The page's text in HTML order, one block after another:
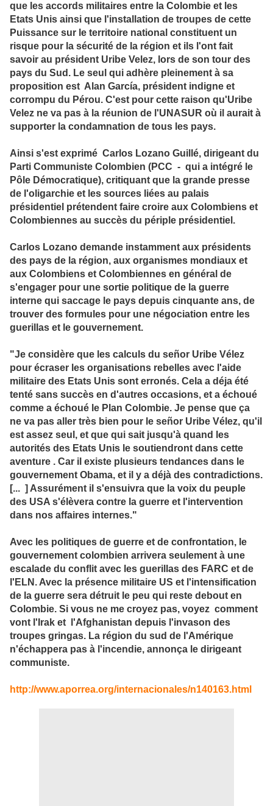
que les accords militaires entre la Colombie et les
Etats Unis ainsi que l'installation de troupes de cette
Puissance sur le territoire national constituent un
risque pour la sécurité de la région et ils l'ont fait
savoir au président Uribe Velez, lors de son tour des
pays du Sud. Le seul qui adhère pleinement à sa
proposition est Alan García, président indigne et
corrompu du Pérou. C'est pour cette raison qu'Uribe
Velez ne va pas à la réunion de l'UNASUR où il aurait à
supporter la condamnation de tous les pays.
Ainsi s'est exprimé Carlos Lozano Guillé, dirigeant du
Parti Communiste Colombien (PCC - qui a intégré le
Pôle Démocratique), critiquant que la grande presse
de l'oligarchie et les sources liées au palais
présidentiel prétendent faire croire aux Colombiens et
Colombiennes au succès du périple présidentiel.
Carlos Lozano demande instamment aux présidents
des pays de la région, aux organismes mondiaux et
aux Colombiens et Colombiennes en général de
s'engager pour une sortie politique de la guerre
interne qui saccage le pays depuis cinquante ans, de
trouver des formules pour une négociation entre les
guerillas et le gouvernement.
"Je considère que les calculs du señor Uribe Vélez
pour écraser les organisations rebelles avec l'aide
militaire des Etats Unis sont erronés. Cela a déja été
tenté sans succès en d'autres occasions, et a échoué
comme a échoué le Plan Colombie. Je pense que ça
ne va pas aller très bien pour le señor Uribe Vélez, qu'il
est assez seul, et que qui sait jusqu'à quand les
autorités des Etats Unis le soutiendront dans cette
aventure . Car il existe plusieurs tendances dans le
gouvernement Obama, et il y a déjà des contradictions.
[... ] Assurément il s'ensuivra que la voix du peuple
des USA s'élèvera contre la guerre et l'intervention
dans nos affaires internes."
Avec les politiques de guerre et de confrontation, le
gouvernement colombien arrivera seulement à une
escalade du conflit avec les guerillas des FARC et de
l'ELN. Avec la présence militaire US et l'intensification
de la guerre sera détruit le peu qui reste debout en
Colombie. Si vous ne me croyez pas, voyez comment
vont l'Irak et l'Afghanistan depuis l'invason des
troupes gringas. La région du sud de l'Amérique
n'échappera pas à l'incendie, annonça le dirigeant
communiste.
http://www.aporrea.org/internacionales/n140163.html